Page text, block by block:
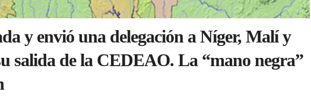
y envió una delegación a Níger, Malí y
salida de la CEDEAO. La “mano negra”